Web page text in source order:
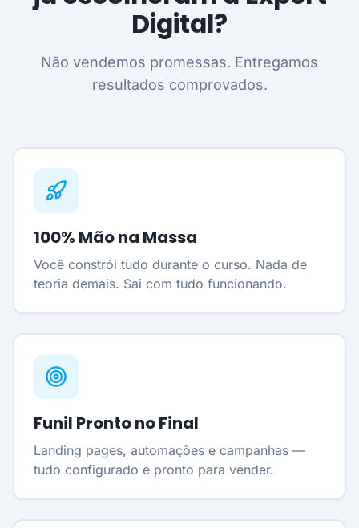
Digital?
Não vendemos promessas. Entregamos
resultados comprovados.
100% Mão na Massa
Você constrói tudo durante o curso. Nada de
teoria demais. Sai com tudo funcionando.
Funil Pronto no Final
Landing pages, automações e campanhas —
tudo configurado e pronto para vender.